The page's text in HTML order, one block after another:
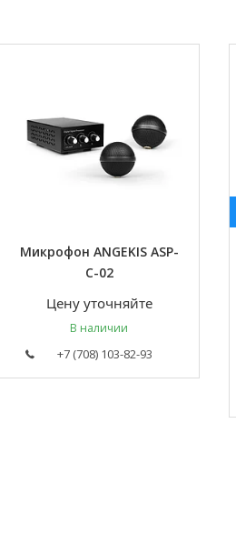
Микрофон ANGEKIS ASP-
C-02
Цену уточняйте
В наличии
+7 (708) 103-82-93